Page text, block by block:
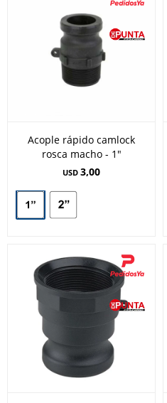
Acople rápido camlock
rosca macho - 1"
USD 3,00